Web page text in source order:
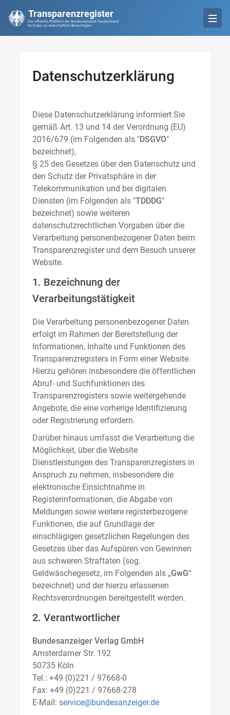
Transparenzregister
Die offizielle Plattform der Bundesrepublik Deutschland
für Daten zu wirtschaftlich Berechtigten
Datenschutzerklärung
Diese Datenschutzerklärung informiert Sie
gemäß Art. 13 und 14 der Verordnung (EU)
2016/679 (im Folgenden als "DSGVO"
bezeichnet),
§ 25 des Gesetzes über den Datenschutz und
den Schutz der Privatsphäre in der
Telekommunikation und bei digitalen
Diensten (im Folgenden als "TDDDG"
bezeichnet) sowie weiteren
datenschutzrechtlichen Vorgaben über die
Verarbeitung personenbezogener Daten beim
Transparenzregister und dem Besuch unserer
Website.
1. Bezeichnung der
Verarbeitungstätigkeit
Die Verarbeitung personenbezogener Daten
erfolgt im Rahmen der Bereitstellung der
Informationen, Inhalte und Funktionen des
Transparenzregisters in Form einer Website.
Hierzu gehören insbesondere die öffentlichen
Abruf- und Suchfunktionen des
Transparenzregisters sowie weitergehende
Angebote, die eine vorherige Identifizierung
oder Registrierung erfordern.
Darüber hinaus umfasst die Verarbeitung die
Möglichkeit, über die Website
Dienstleistungen des Transparenzregisters in
Anspruch zu nehmen, insbesondere die
elektronische Einsichtnahme in
Registerinformationen, die Abgabe von
Meldungen sowie weitere registerbezogene
Funktionen, die auf Grundlage der
einschlägigen gesetzlichen Regelungen des
Gesetzes über das Aufspüren von Gewinnen
aus schweren Straftaten (sog.
Geldwäschegesetz, im Folgenden als „GwG“
bezeichnet) und der hierzu erlassenen
Rechtsverordnungen bereitgestellt werden.
2. Verantwortlicher
Bundesanzeiger Verlag GmbH
Amsterdamer Str. 192
50735 Köln
Tel.: +49 (0)221 / 97668-0
Fax: +49 (0)221 / 97668-278
E-Mail: service@bundesanzeiger.de